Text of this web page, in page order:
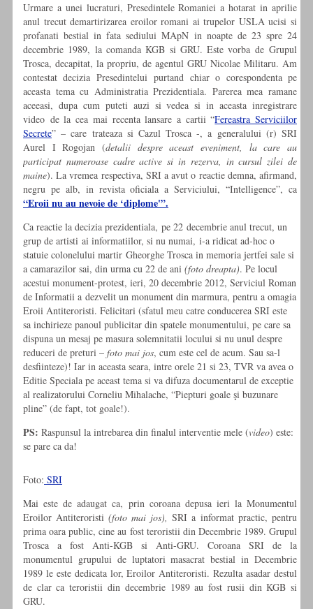
Urmare a unei lucraturi, Presedintele Romaniei a hotarat in aprilie
anul trecut demartirizarea eroilor romani ai trupelor USLA ucisi si
profanati bestial in fata sediului MApN in noapte de 23 spre 24
decembrie 1989, la comanda KGB si GRU. Este vorba de Grupul
Trosca, decapitat, la propriu, de agentul GRU Nicolae Militaru. Am
contestat decizia Presedintelui purtand chiar o corespondenta pe
aceasta tema cu Administratia Prezidentiala. Parerea mea ramane
aceeasi, dupa cum puteti auzi si vedea si in aceasta inregistrare
video de la cea mai recenta lansare a cartii “Fereastra Serviciilor
Secrete” – care trateaza si Cazul Trosca -, a generalului (r) SRI
Aurel I Rogojan (detalii despre aceast eveniment, la care au
participat numeroase cadre active si in rezerva, in cursul zilei de
maine). La vremea respectiva, SRI a avut o reactie demna, afirmand,
negru pe alb, in revista oficiala a Serviciului, “Intelligence”, ca
“Eroii nu au nevoie de ‘diplome'”.
Ca reactie la decizia prezidentiala, pe 22 decembrie anul trecut, un
grup de artisti ai informatiilor, si nu numai, i-a ridicat ad-hoc o
statuie colonelului martir Gheorghe Trosca in memoria jertfei sale si
a camarazilor sai, din urma cu 22 de ani (foto dreapta). Pe locul
acestui monument-protest, ieri, 20 decembrie 2012, Serviciul Roman
de Informatii a dezvelit un monument din marmura, pentru a omagia
Eroii Antiteroristi. Felicitari (sfatul meu catre conducerea SRI este
sa inchirieze panoul publicitar din spatele monumentului, pe care sa
dispuna un mesaj pe masura solemnitatii locului si nu unul despre
reduceri de preturi – foto mai jos, cum este cel de acum. Sau sa-l
desfiinteze)! Iar in aceasta seara, intre orele 21 si 23, TVR va avea o
Editie Speciala pe aceast tema si va difuza documentarul de exceptie
al realizatorului Corneliu Mihalache, “Piepturi goale şi buzunare
pline” (de fapt, tot goale!).
PS: Raspunsul la intrebarea din finalul interventie mele (video) este:
se pare ca da!
Foto: SRI
Mai este de adaugat ca, prin coroana depusa ieri la Monumentul
Eroilor Antiteroristi (foto mai jos), SRI a informat practic, pentru
prima oara public, cine au fost teroristii din Decembrie 1989. Grupul
Trosca a fost Anti-KGB si Anti-GRU. Coroana SRI de la
monumentul grupului de luptatori masacrat bestial in Decembrie
1989 le este dedicata lor, Eroilor Antiteroristi. Rezulta asadar destul
de clar ca teroristii din decembrie 1989 au fost rusii din KGB si
GRU.